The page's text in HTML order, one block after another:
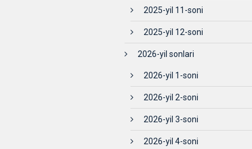
2025-yil 11-soni
2025-yil 12-soni
2026-yil sonlari
2026-yil 1-soni
2026-yil 2-soni
2026-yil 3-soni
2026-yil 4-soni